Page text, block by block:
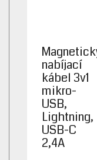
nabíjací
kábel 3v1
mikro-
USB,
Lightning,
USB-C
2,4A